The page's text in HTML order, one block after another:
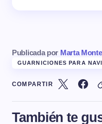
Publicada por Marta
GUARNICIONES PARA
COMPARTIR
También te